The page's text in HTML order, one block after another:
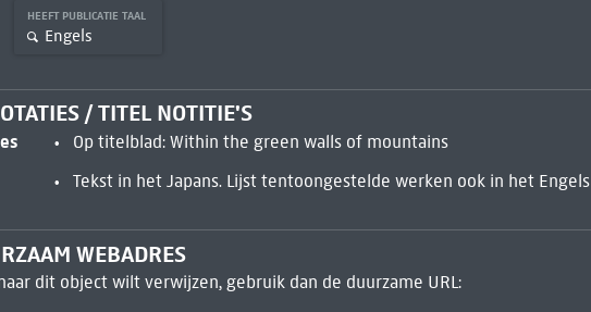
HEEFT PUBLICATIE TAAL
Engels
/ TITEL NOTITIE'S
Op titelblad: Within the green walls of mountains
Tekst in het Japans. Lijst tentoongestelde werken ook in het Engels
WEBADRES
dit object wilt verwijzen, gebruik dan de duurzame URL: